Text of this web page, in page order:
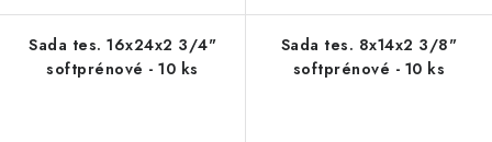
Sada tes. 16x24x2 3/4"
softprénové - 10 ks
Sada tes. 8x14x2 3/8"
softprénové - 10 ks